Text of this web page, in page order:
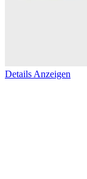
Details Anzeigen